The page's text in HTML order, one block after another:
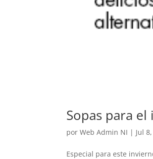
Sopas para
porWeb Admin NI | Jul
Especial para este